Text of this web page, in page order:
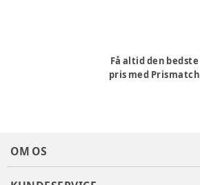
Få altid den bedste
pris med Prismatch
OM OS